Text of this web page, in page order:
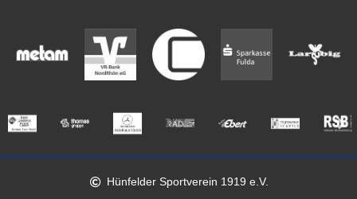
Hünfelder Sportverein 1919 e.V.